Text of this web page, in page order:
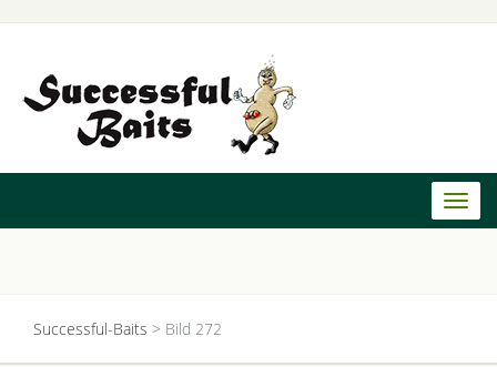
Successful-Baits > Bild 272